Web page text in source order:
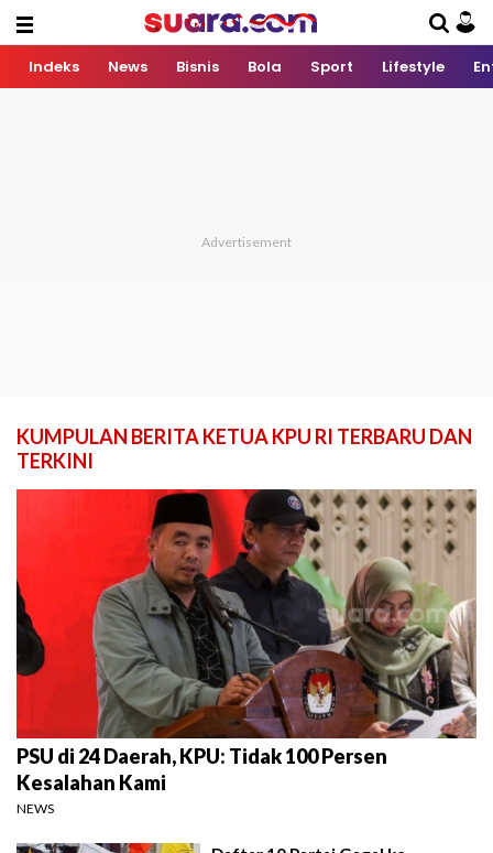
Indeks News Bisnis Bola Sport Lifestyle
KUMPULAN BERITA KETUA KPU RI TERBARU DAN
TERKINI
PSU di 24 Daerah, KPU: Tidak 100 Persen
Kesalahan Kami
NEWS